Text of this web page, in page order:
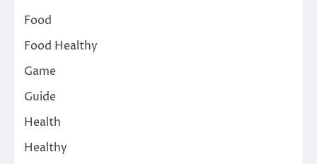
Food
Food Healthy
Game
Guide
Health
Healthy